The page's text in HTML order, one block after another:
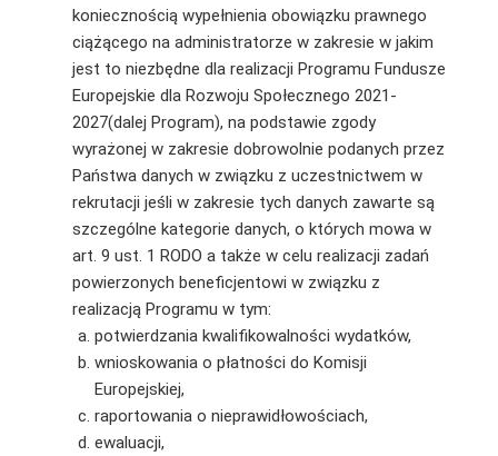
koniecznością wypełnienia obowiązku prawnego
ciążącego na administratorze w zakresie w jakim
jest to niezbędne dla realizacji Programu Fundusze
Europejskie dla Rozwoju Społecznego 2021-
2027(dalej Program), na podstawie zgody
wyrażonej w zakresie dobrowolnie podanych przez
Państwa danych w związku z uczestnictwem w
rekrutacji jeśli w zakresie tych danych zawarte są
szczególne kategorie danych, o których mowa w
art. 9 ust. 1 RODO a także w celu realizacji zadań
powierzonych beneficjentowi w związku z
realizacją Programu w tym:
potwierdzania kwalifikowalności wydatków,
wnioskowania o płatności do Komisji
Europejskiej,
raportowania o nieprawidłowościach,
ewaluacji,